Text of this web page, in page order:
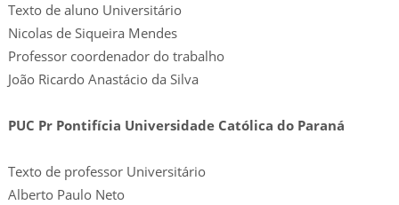
Texto de aluno Universitário
Nicolas de Siqueira Mendes
Professor coordenador do trabalho
João Ricardo Anastácio da Silva
PUC Pr Pontifícia Universidade Católica do Paraná
Texto de professor Universitário
Alberto Paulo Neto